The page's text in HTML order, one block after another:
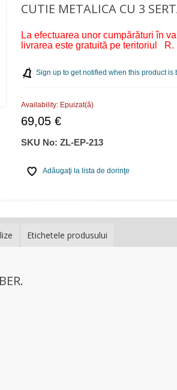
CUTIE METALICA CU 3
La efectuarea unor cumpărături în
livrarea este gratuită pe teritoriul R.
Sign up to get notified when this product is
Availability: Epuizat(ă)
69,05 €
SKU No:ZL-EP-213
Adăugaţi la lista de dorinţe
Etichetele produsului